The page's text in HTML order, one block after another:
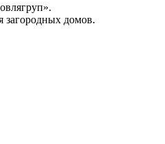
загородных домов.